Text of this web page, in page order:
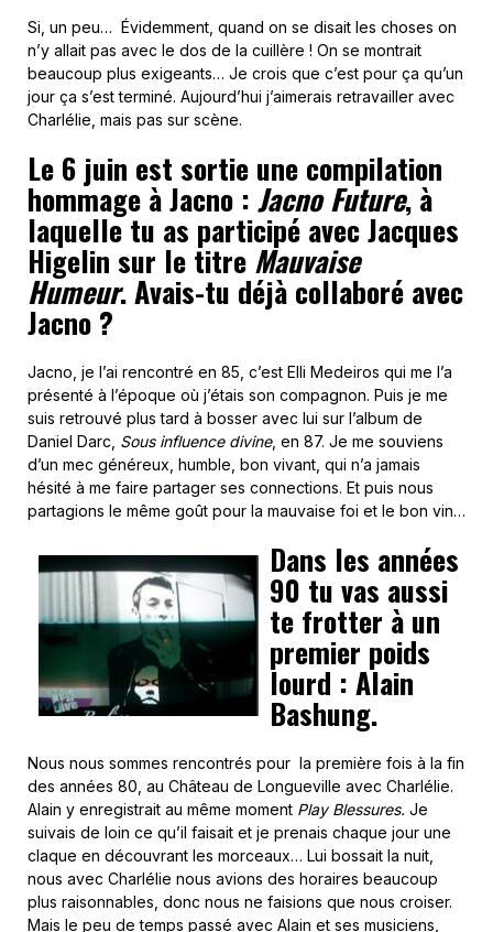
Si, un peu… Évidemment, quand on se disait les choses on
n’y allait pas avec le dos de la cuillère ! On se montrait
beaucoup plus exigeants… Je crois que c’est pour ça qu’un
jour ça s’est terminé. Aujourd’hui j’aimerais retravailler avec
Charlélie, mais pas sur scène.
Le 6 juin est sortie une compilation
hommage à Jacno : Jacno Future, à
laquelle tu as participé avec Jacques
Higelin sur le titre Mauvaise
Humeur. Avais-tu déjà collaboré avec
Jacno ?
Jacno, je l’ai rencontré en 85, c’est Elli Medeiros qui me l’a
présenté à l’époque où j’étais son compagnon. Puis je me
suis retrouvé plus tard à bosser avec lui sur l’album de
Daniel Darc, Sous influence divine, en 87. Je me souviens
d’un mec généreux, humble, bon vivant, qui n’a jamais
hésité à me faire partager ses connections. Et puis nous
partagions le même goût pour la mauvaise foi et le bon vin…
Dans les années
90 tu vas aussi
te frotter à un
premier poids
lourd : Alain
Bashung.
Nous nous sommes rencontrés pour la première fois à la fin
des années 80, au Château de Longueville avec Charlélie.
Alain y enregistrait au même moment Play Blessures. Je
suivais de loin ce qu’il faisait et je prenais chaque jour une
claque en découvrant les morceaux… Lui bossait la nuit,
nous avec Charlélie nous avions des horaires beaucoup
plus raisonnables, donc nous ne faisions que nous croiser.
Mais le peu de temps passé avec Alain et ses musiciens,